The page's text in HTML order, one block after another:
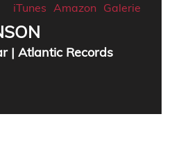
Galerie
Amazon
iTunes
| Atlantic Records